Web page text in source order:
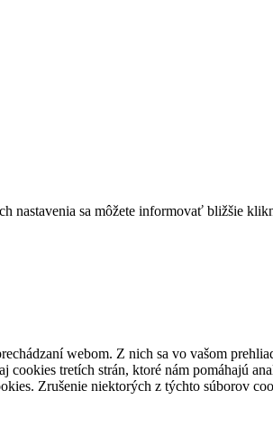
nastavenia sa môžete informovať bližšie
webom. Z nich sa vo vašom
tretích strán, ktoré nám pomáhajú
Zrušenie niektorých z týchto súborov